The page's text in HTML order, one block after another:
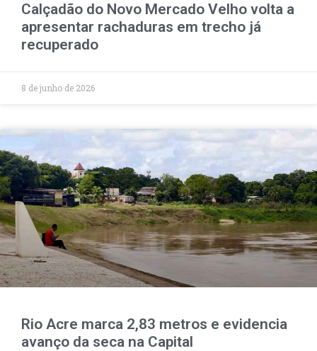
Calçadão do Novo Mercado Velho volta a
apresentar rachaduras em trecho já
recuperado
8 de junho de 2026
Rio Acre marca 2,83 metros e evidencia
avanço da seca na Capital